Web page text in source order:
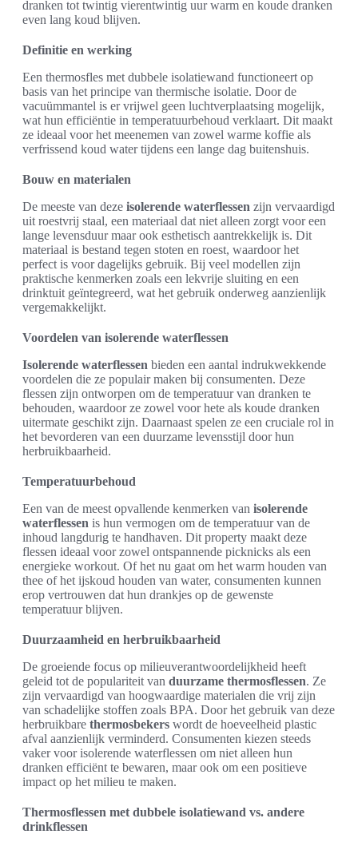
dranken tot twintig vierentwintig uur warm en koude dranken
even lang koud blijven.
Definitie en werking
Een thermosfles met dubbele isolatiewand functioneert op
basis van het principe van thermische isolatie. Door de
vacuümmantel is er vrijwel geen luchtverplaatsing mogelijk,
wat hun efficiëntie in temperatuurbehoud verklaart. Dit maakt
ze ideaal voor het meenemen van zowel warme koffie als
verfrissend koud water tijdens een lange dag buitenshuis.
Bouw en materialen
De meeste van deze isolerende waterflessen zijn vervaardigd
uit roestvrij staal, een materiaal dat niet alleen zorgt voor een
lange levensduur maar ook esthetisch aantrekkelijk is. Dit
materiaal is bestand tegen stoten en roest, waardoor het
perfect is voor dagelijks gebruik. Bij veel modellen zijn
praktische kenmerken zoals een lekvrije sluiting en een
drinktuit geïntegreerd, wat het gebruik onderweg aanzienlijk
vergemakkelijkt.
Voordelen van isolerende waterflessen
Isolerende waterflessen bieden een aantal indrukwekkende
voordelen die ze populair maken bij consumenten. Deze
flessen zijn ontworpen om de temperatuur van dranken te
behouden, waardoor ze zowel voor hete als koude dranken
uitermate geschikt zijn. Daarnaast spelen ze een cruciale rol in
het bevorderen van een duurzame levensstijl door hun
herbruikbaarheid.
Temperatuurbehoud
Een van de meest opvallende kenmerken van isolerende
waterflessen is hun vermogen om de temperatuur van de
inhoud langdurig te handhaven. Dit property maakt deze
flessen ideaal voor zowel ontspannende picknicks als een
energieke workout. Of het nu gaat om het warm houden van
thee of het ijskoud houden van water, consumenten kunnen
erop vertrouwen dat hun drankjes op de gewenste
temperatuur blijven.
Duurzaamheid en herbruikbaarheid
De groeiende focus op milieuverantwoordelijkheid heeft
geleid tot de populariteit van duurzame thermosflessen. Ze
zijn vervaardigd van hoogwaardige materialen die vrij zijn
van schadelijke stoffen zoals BPA. Door het gebruik van deze
herbruikbare thermosbekers wordt de hoeveelheid plastic
afval aanzienlijk verminderd. Consumenten kiezen steeds
vaker voor isolerende waterflessen om niet alleen hun
dranken efficiënt te bewaren, maar ook om een positieve
impact op het milieu te maken.
Thermosflessen met dubbele isolatiewand vs. andere
drinkflessen